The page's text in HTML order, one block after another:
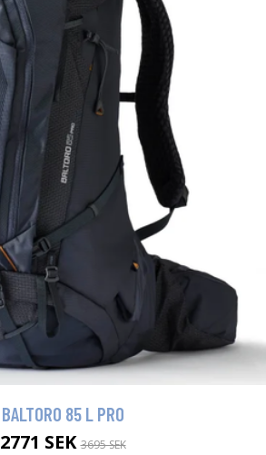
BALTORO 85 L PRO
2771 SEK3695 SEK